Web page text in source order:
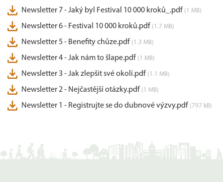
Newsletter 7 - Jaký byl Festival 10 000 kroků_.pdf (1 MB)
Newsletter 6 - Festival 10 000 kroků.pdf (1.7 MB)
Newsletter 5 - Benefity chůze.pdf (1.3 MB)
Newsletter 4 - Jak nám to šlape.pdf (1 MB)
Newsletter 3 - Jak zlepšit své okolí.pdf (1.1 MB)
Newsletter 2 - Nejčastější otázky.pdf (1 MB)
Newsletter 1 - Registrujte se do dubnové výzvy.pdf (797 kB)